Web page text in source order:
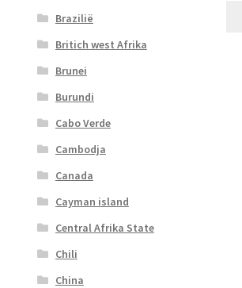
Brazilië
Britich west Afrika
Brunei
Burundi
Cabo Verde
Cambodja
Canada
Cayman island
Central Afrika State
Chili
China